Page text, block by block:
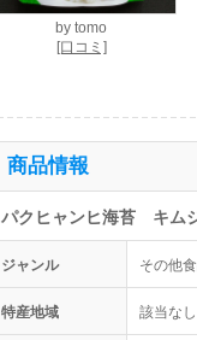
by tomo
[口コミ]
商品情報
パクヒャンヒ海苔 キム
ジャンル その他
特産地域 該当なし